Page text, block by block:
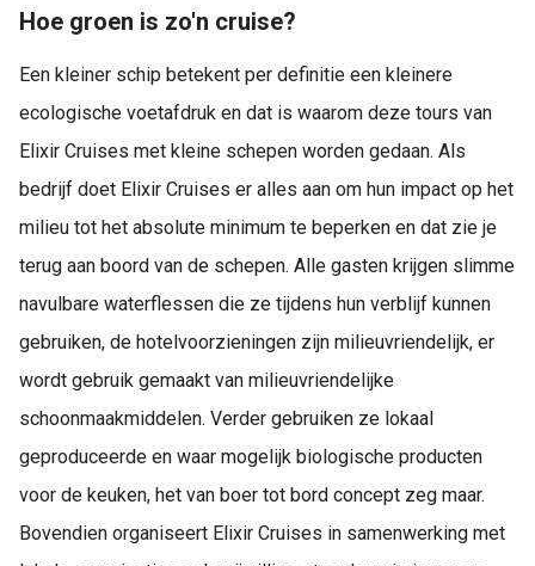
Hoe groen is zo'n cruise?
Een kleiner schip betekent per definitie een kleinere
ecologische voetafdruk en dat is waarom deze tours van
Elixir Cruises met kleine schepen worden gedaan. Als
bedrijf doet Elixir Cruises er alles aan om hun impact op het
milieu tot het absolute minimum te beperken en dat zie je
terug aan boord van de schepen. Alle gasten krijgen slimme
navulbare waterflessen die ze tijdens hun verblijf kunnen
gebruiken, de hotelvoorzieningen zijn milieuvriendelijk, er
wordt gebruik gemaakt van milieuvriendelijke
schoonmaakmiddelen. Verder gebruiken ze lokaal
geproduceerde en waar mogelijk biologische producten
voor de keuken, het van boer tot bord concept zeg maar.
Bovendien organiseert Elixir Cruises in samenwerking met